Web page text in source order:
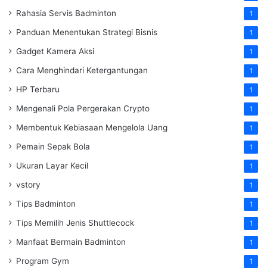
Rahasia Servis Badminton 1
Panduan Menentukan Strategi Bisnis 1
Gadget Kamera Aksi 1
Cara Menghindari Ketergantungan 1
HP Terbaru 1
Mengenali Pola Pergerakan Crypto 1
Membentuk Kebiasaan Mengelola Uang 1
Pemain Sepak Bola 1
Ukuran Layar Kecil 1
vstory 1
Tips Badminton 1
Tips Memilih Jenis Shuttlecock 1
Manfaat Bermain Badminton 1
Program Gym 1